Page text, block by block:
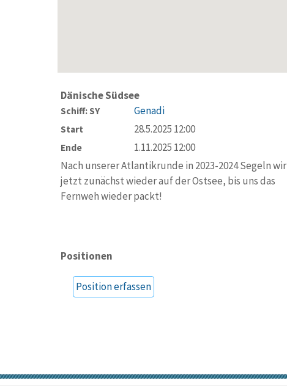
Dänische Südsee
Schiff: SY Genadi
Start 28.5.2025 12:00
Ende
1.11.2025 12:00
Nach unserer Atlantikrunde in 2023-2024 Segeln wir
jetzt zunächst wieder auf der Ostsee, bis uns das
Fernweh wieder packt!
Positionen
Position erfassen